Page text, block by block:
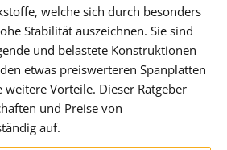
welche sich durch besonders
Stabilität auszeichnen. Sie sind
und belastete Konstruktionen
etwas preiswerteren Spanplatten
weitere Vorteile. Dieser Ratgeber
und Preise von
auf.